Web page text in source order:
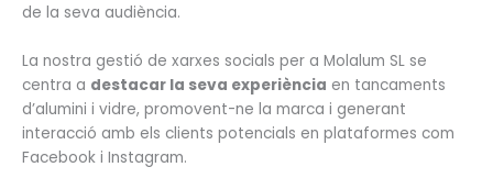
de la seva audiència.
La nostra gestió de xarxes socials per a Molalum SL se
centra a destacar la seva experiència en tancaments
d’alumini i vidre, promovent-ne la marca i generant
interacció amb els clients potencials en plataformes com
Facebook i Instagram.